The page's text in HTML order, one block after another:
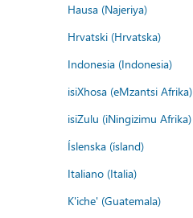
Hausa (Najeriya)
Hrvatski (Hrvatska)
Indonesia (Indonesia)
isiXhosa (eMzantsi Afrika)
isiZulu (iNingizimu Afrika)
Íslenska (ísland)
Italiano (Italia)
K'iche' (Guatemala)